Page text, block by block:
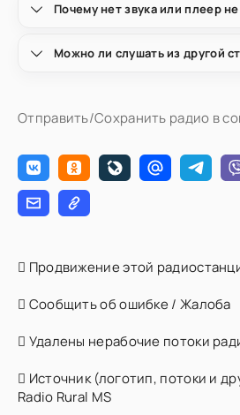
Почему нет звука или плеер
Можно ли слушать из другой
Отправить/Сохранить радио в
Продвижение этой
Сообщить об ошибке / Жалоба
Удалены нерабочие потоки
Источник (логотип, потоки и
Radio Rural MS